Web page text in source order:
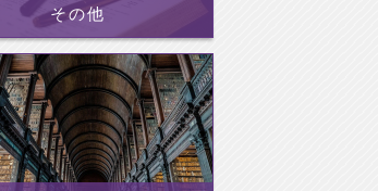
その他